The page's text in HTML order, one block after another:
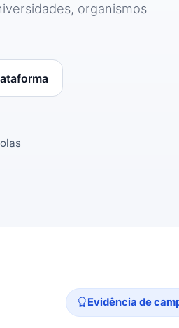
organismos
Evidência de